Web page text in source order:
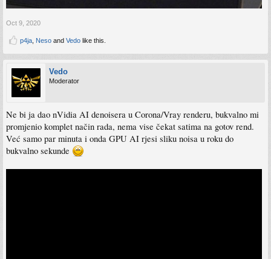
Oct 9, 2020
p4ja Neso and Vedo like this.
Vedo
Moderator
Ne bi ja dao nVidia AI denoisera u Corona/Vray renderu, bukvalno mi
promjenio komplet način rada, nema vise čekat satima na gotov rend.
Već samo par minuta i onda GPU AI rjesi sliku noisa u roku do
bukvalno sekunde